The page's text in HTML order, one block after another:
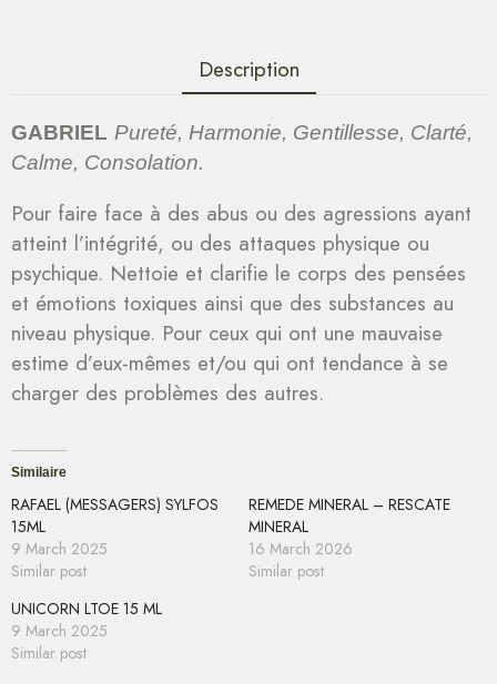
Description
GABRIEL Pureté, Harmonie, Gentillesse, Clarté,
Calme, Consolation.
Pour faire face à des abus ou des agressions ayant
atteint l’intégrité, ou des attaques physique ou
psychique. Nettoie et clarifie le corps des pensées
et émotions toxiques ainsi que des substances au
niveau physique. Pour ceux qui ont une mauvaise
estime d’eux-mêmes et/ou qui ont tendance à se
charger des problèmes des autres.
Similaire
RAFAEL (MESSAGERS) SYLFOS
15ML
9 March 2025
Similar post
REMEDE MINERAL – RESCATE
MINERAL
16 March 2026
Similar post
UNICORN LTOE 15 ML
9 March 2025
Similar post